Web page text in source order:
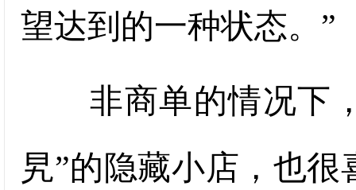
望达到的一种状态。”
非商单的情况下，
旯”的隐藏小店，也